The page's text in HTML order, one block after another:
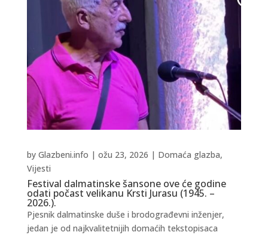
Festival dalmatinske šansone ove će godine
odati počast velikanu Krsti Jurasu (1945. –
2026.).
by Glazbeni.info | ožu 23, 2026 | Domaća glazba,
Vijesti
Pjesnik dalmatinske duše i brodograđevni inženjer,
jedan je od najkvalitetnijih domaćih tekstopisaca